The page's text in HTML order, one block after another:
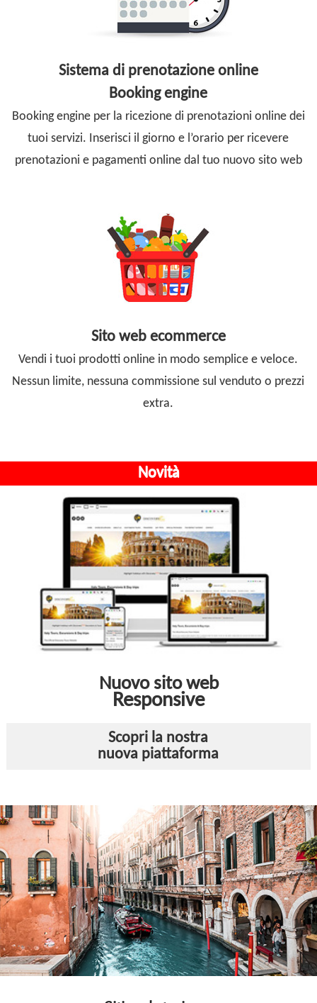
Sistema di prenotazione online
Booking engine
Booking engine per la ricezione di prenotazioni online dei
tuoi servizi. Inserisci il giorno e l’orario per ricevere
prenotazioni e pagamenti online dal tuo nuovo sito web
Sito web ecommerce
Vendi i tuoi prodotti online in modo semplice e veloce.
Nessun limite, nessuna commissione sul venduto o prezzi
extra.
Novità
Nuovo sito web
Responsive
Scopri la nostra
nuova piattaforma